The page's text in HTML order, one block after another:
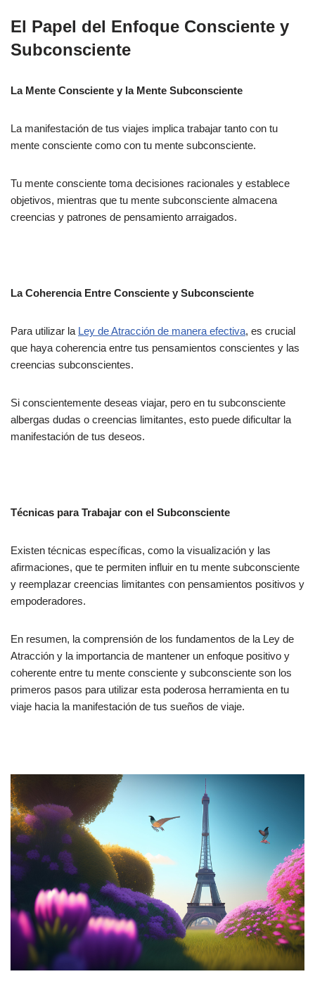
El Papel del Enfoque Consciente y
Subconsciente
La Mente Consciente y la Mente Subconsciente
La manifestación de tus viajes implica trabajar tanto con tu
mente consciente como con tu mente subconsciente.
Tu mente consciente toma decisiones racionales y establece
objetivos, mientras que tu mente subconsciente almacena
creencias y patrones de pensamiento arraigados.
La Coherencia Entre Consciente y Subconsciente
Para utilizar la Ley de Atracción de manera efectiva, es crucial
que haya coherencia entre tus pensamientos conscientes y las
creencias subconscientes.
Si conscientemente deseas viajar, pero en tu subconsciente
albergas dudas o creencias limitantes, esto puede dificultar la
manifestación de tus deseos.
Técnicas para Trabajar con el Subconsciente
Existen técnicas específicas, como la visualización y las
afirmaciones, que te permiten influir en tu mente subconsciente
y reemplazar creencias limitantes con pensamientos positivos y
empoderadores.
En resumen, la comprensión de los fundamentos de la Ley de
Atracción y la importancia de mantener un enfoque positivo y
coherente entre tu mente consciente y subconsciente son los
primeros pasos para utilizar esta poderosa herramienta en tu
viaje hacia la manifestación de tus sueños de viaje.